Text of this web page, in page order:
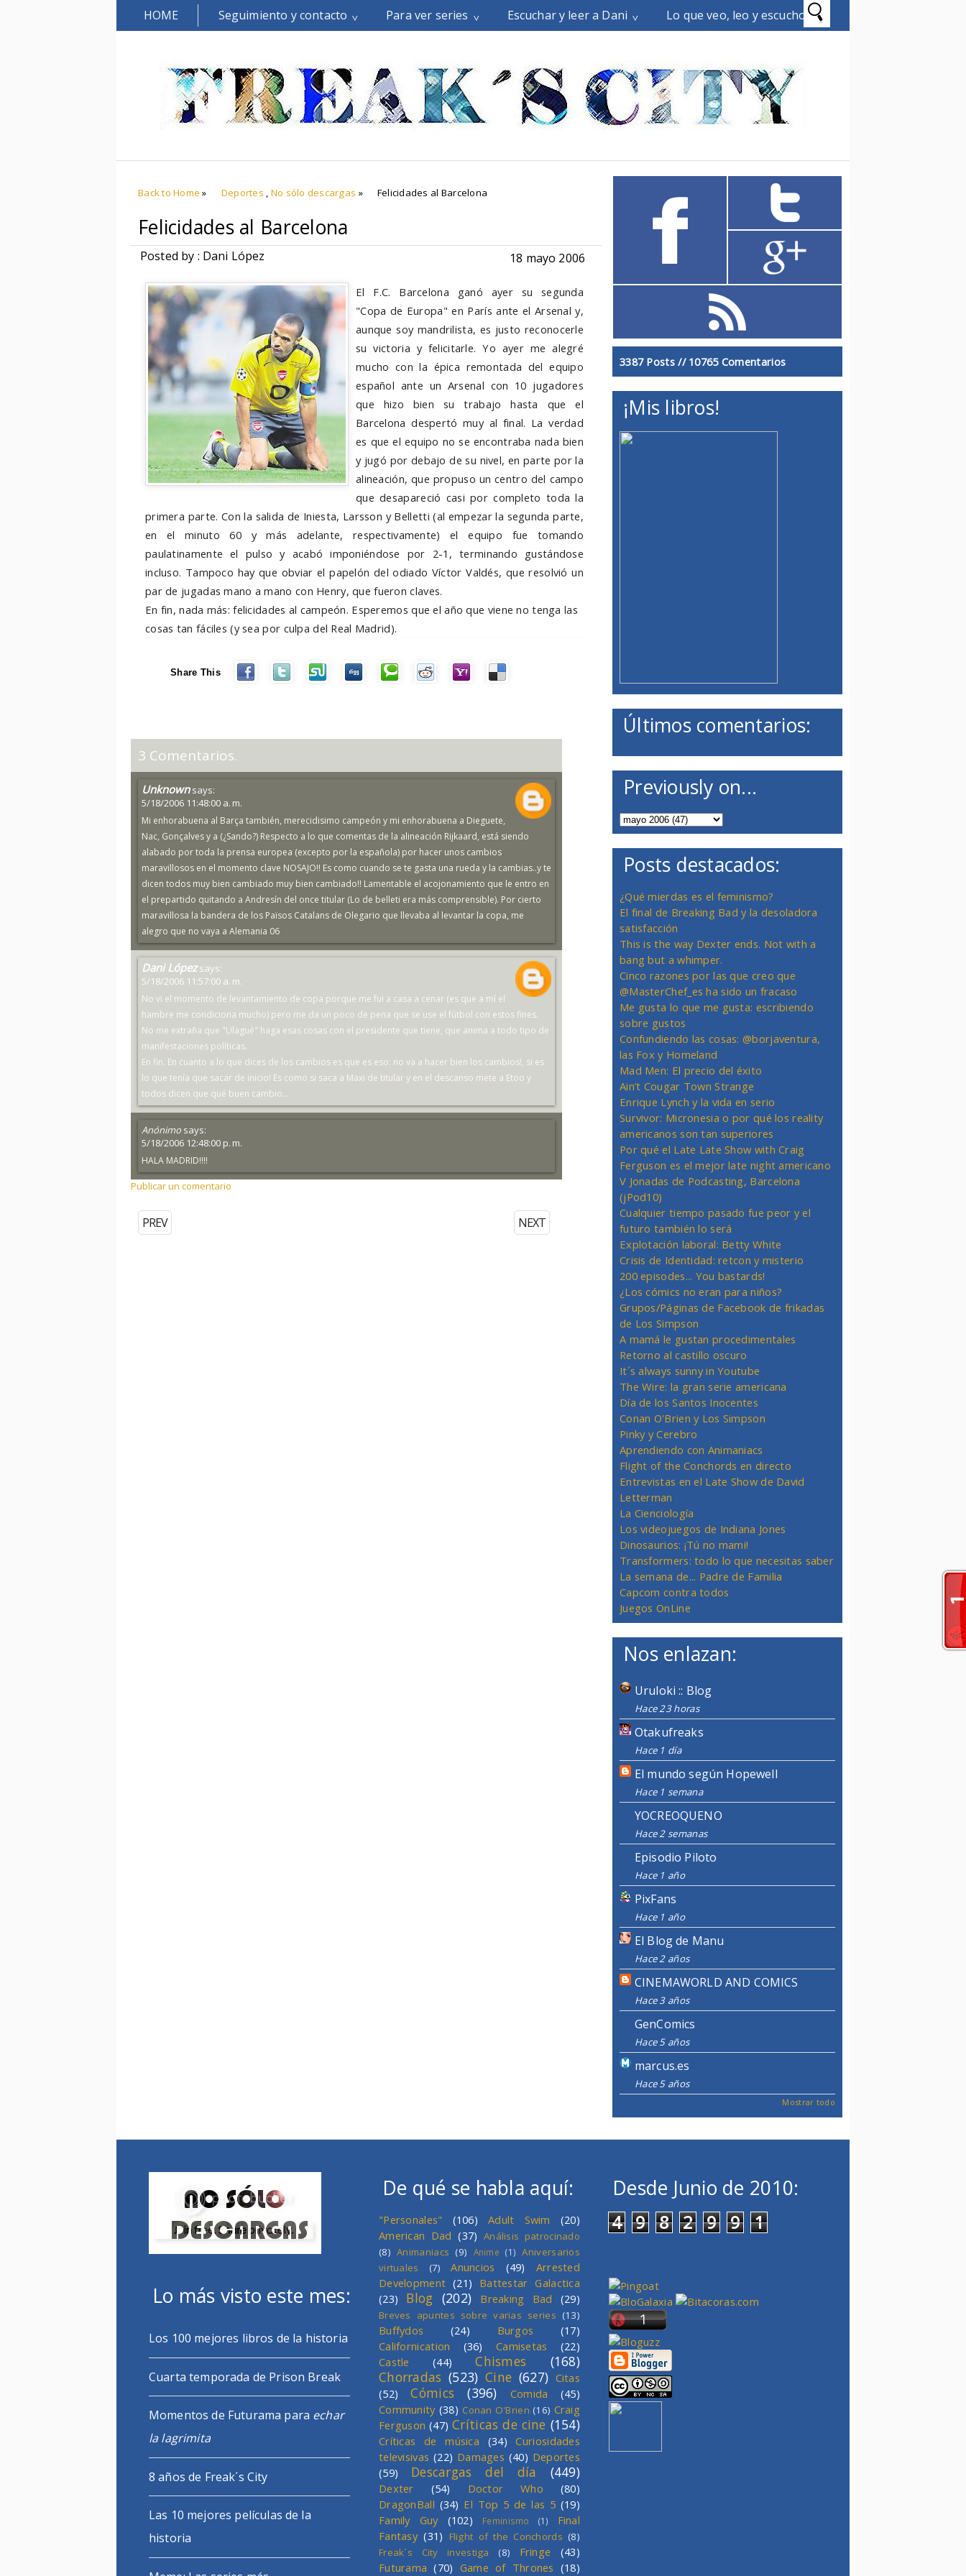
HOME Seguimiento y contacto Para ver series Escuchar y leer a Dani Lo que veo, leo y escucho
Back to Home » Deportes , No sólo descargas » Felicidades al Barcelona
Felicidades al Barcelona
Posted by : Dani López 18 mayo 2006
El F.C. Barcelona ganó ayer su segunda
"Copa de Europa" en París ante el Arsenal y,
aunque soy mandrilista, es justo reconocerle
su victoria y felicitarle. Yo ayer me alegré
mucho con la épica remontada del equipo
español ante un Arsenal con 10 jugadores
que hizo bien su trabajo hasta que el
Barcelona despertó muy al final. La verdad
es que el equipo no se encontraba nada bien
y jugó por debajo de su nivel, en parte por la
alineación, que propuso un centro del campo
que desapareció casi por completo toda la
primera parte. Con la salida de Iniesta, Larsson y Belletti (al empezar la segunda parte,
en el minuto 60 y más adelante, respectivamente) el equipo fue tomando
paulatinamente el pulso y acabó imponiéndose por 2-1, terminando gustándose
incluso. Tampoco hay que obviar el papelón del odiado Víctor Valdés, que resolvió un
par de jugadas mano a mano con Henry, que fueron claves.
En fin, nada más: felicidades al campeón. Esperemos que el año que viene no tenga las
cosas tan fáciles (y sea por culpa del Real Madrid).
Share This
3 Comentarios.
Unknown says:
5/18/2006 11:48:00 a. m.
Mi enhorabuena al Barça también, merecidisimo campeón y mi enhorabuena a Dieguete,
Nac, Gonçalves y a (¿Sando?) Respecto a lo que comentas de la alineación Rijkaard, está siendo
alabado por toda la prensa europea (excepto por la española) por hacer unos cambios
maravillosos en el momento clave NOSAJO!! Es como cuando se te gasta una rueda y la cambias..y te
dicen todos muy bien cambiado muy bien cambiado!! Lamentable el acojonamiento que le entro en
el prepartido quitando a Andresín del once titular (Lo de belleti era más comprensible). Por cierto
maravillosa la bandera de los Països Catalans de Olegario que llevaba al levantar la copa, me
alegro que no vaya a Alemania 06
Dani López says:
5/18/2006 11:57:00 a. m.
No vi el momento de levantamiento de copa porque me fui a casa a cenar (es que a mí el
hambre me condiciona mucho) pero me da un poco de pena que se use el fútbol con estos fines.
No me extraña que "Ulagué" haga esas cosas con el presidente que tiene, que anima a todo tipo de
manifestaciones políticas.
En fin. En cuanto a lo que dices de los cambios es que es eso: no va a hacer bien los cambios!, si es
lo que tenía que sacar de inicio! Es como si saca a Maxi de titular y en el descanso mete a Etoo y
todos dicen que qué buen cambio...
Anónimo says:
5/18/2006 12:48:00 p. m.
HALA MADRID!!!!
Publicar un comentario
NEXT
PREV
3387 Posts // 10765 Comentarios
¡Mis libros!
Últimos comentarios:
Previously on...
Posts destacados:
¿Qué mierdas es el feminismo?
El final de Breaking Bad y la desoladora
satisfacción
This is the way Dexter ends. Not with a
bang but a whimper.
Cinco razones por las que creo que
@MasterChef_es ha sido un fracaso
Me gusta lo que me gusta: escribiendo
sobre gustos
Confundiendo las cosas: @borjaventura,
las Fox y Homeland
Mad Men: El precio del éxito
Ain’t Cougar Town Strange
Enrique Lynch y la vida en serio
Survivor: Micronesia o por qué los reality
americanos son tan superiores
Por qué el Late Late Show with Craig
Ferguson es el mejor late night americano
V Jonadas de Podcasting, Barcelona
(jPod10)
Cualquier tiempo pasado fue peor y el
futuro también lo será
Explotación laboral: Betty White
Crisis de Identidad: retcon y misterio
200 episodes... You bastards!
¿Los cómics no eran para niños?
Grupos/Páginas de Facebook de frikadas
de Los Simpson
A mamá le gustan procedimentales
Retorno al castillo oscuro
It´s always sunny in Youtube
The Wire: la gran serie americana
Día de los Santos Inocentes
Conan O'Brien y Los Simpson
Pinky y Cerebro
Aprendiendo con Animaniacs
Flight of the Conchords en directo
Entrevistas en el Late Show de David
Letterman
La Cienciología
Los videojuegos de Indiana Jones
Dinosaurios: ¡Tú no mami!
Transformers: todo lo que necesitas saber
La semana de... Padre de Familia
Capcom contra todos
Juegos OnLine
Nos enlazan:
Uruloki :: Blog
Hace 23 horas
Otakufreaks
Hace 1 día
El mundo según Hopewell
Hace 1 semana
YOCREOQUENO
Hace 2 semanas
Episodio Piloto
Hace 1 año
PixFans
Hace 1 año
El Blog de Manu
Hace 2 años
CINEMAWORLD AND COMICS
Hace 3 años
GenComics
Hace 5 años
marcus.es
Hace 5 años
Mostrar todo
Lo más visto este mes:
Los 100 mejores libros de la historia
Cuarta temporada de Prison Break
Momentos de Futurama para echar
la lagrimita
8 años de Freak´s City
Las 10 mejores películas de la
historia
De qué se habla aquí:
"Personales" (106) Adult Swim
(20)
American Dad (37) Análisis patrocinado
(8) Animaniacs (9) Anime (1) Aniversarios
virtuales
(7) Anuncios (49)
Arrested
Development (21) Battestar Galactica
(23)
Blog (202) Breaking Bad (29)
Breves apuntes sobre varias series (13)
Buffydos (24) Burgos
(17)
Californication
(36) Camisetas
(22)
Castle
(44) Chismes
(168)
Chorradas (523) Cine (627) Citas
(52)
Cómics (396) Comida
(45)
Community (38) Conan O'Brien (16) Craig
Ferguson (47) Críticas de cine (154)
Críticas de música (34)
Curiosidades
televisivas (22) Damages (40) Deportes
(59)
Descargas del día (449)
Dexter (54) Doctor Who
(80)
DragonBall (34) El Top 5 de las 5 (19)
Family Guy
(102) Feminismo (1)
Final
Fantasy (31) Flight of the Conchords (8)
Freak´s City investiga
(8) Fringe
(43)
Futurama (70) Game of Thrones (18)
Desde Junio de 2010:
4 9 8 2 9 9 1